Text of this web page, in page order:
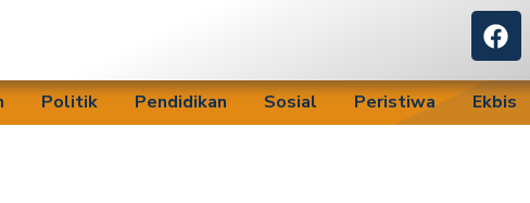
Politik Pendidikan Sosial Peristiwa Ekbis